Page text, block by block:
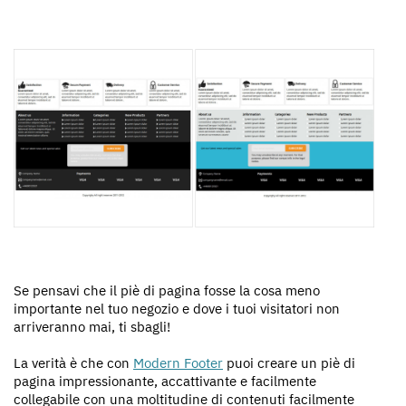
Se pensavi che il piè di pagina fosse la cosa meno
importante nel tuo negozio e dove i tuoi visitatori non
arriveranno mai, ti sbagli!
La verità è che con Modern Footer puoi creare un piè di
pagina impressionante, accattivante e facilmente
collegabile con una moltitudine di contenuti facilmente